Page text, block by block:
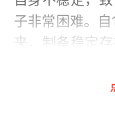
子非常困难。
来，制备稳定
一直没有取得实